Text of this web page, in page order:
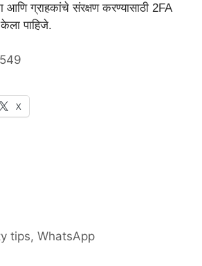
आणि ग्राहकांचे संरक्षण करण्यासाठी 2FA
पाहिजे.
549
X
tips,WhatsApp